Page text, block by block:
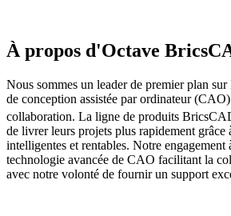
À propos d'Octave
Nous sommes un leader de premier plan
de conception assistée par ordinateur
collaboration. La ligne de produits
de livrer leurs projets plus rapidement grâce
intelligentes et rentables. Notre engagement
technologie avancée de CAO facilitant la
avec notre volonté de fournir un support